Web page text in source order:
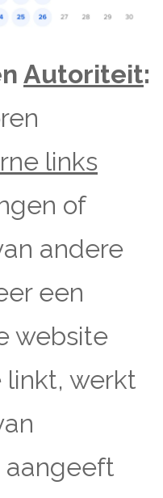
Autoriteit:
links
of
andere
een
website
linkt, werkt
aangeeft